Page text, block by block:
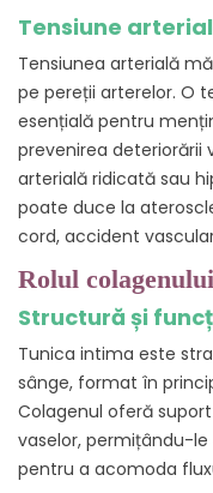
Tensiune
Tensiunea arterială
pe pereții arterelor. O
esențială pentru
prevenirea deteriorării
arterială ridicată sau
poate duce la
cord, accident
Rolul
Structură și
Tunica intima este
sânge, format în
Colagenul oferă
vaselor, permițându-
pentru a acomoda